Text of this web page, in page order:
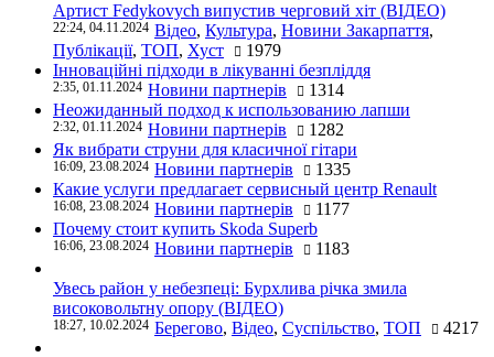
Артист Fedykovych випустив черговий хіт (ВІДЕО)
22:24, 04.11.2024 Відео, Культура, Новини Закарпаття,
Публікації, ТОП, Хуст
1979
Інноваційні підходи в лікуванні безпліддя
2:35, 01.11.2024 Новини партнерів
1314
Неожиданный подход к использованию лапши
2:32, 01.11.2024 Новини партнерів
1282
Як вибрати струни для класичної гітари
16:09, 23.08.2024 Новини партнерів
1335
Какие услуги предлагает сервисный центр Renault
16:08, 23.08.2024 Новини партнерів
1177
Почему стоит купить Skoda Superb
16:06, 23.08.2024 Новини партнерів 1183
Увесь район у небезпеці: Бурхлива річка змила
високовольтну опору (ВІДЕО)
18:27, 10.02.2024 Берегово, Відео, Суспільство, ТОП 4217